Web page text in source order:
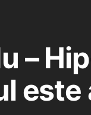
–
este